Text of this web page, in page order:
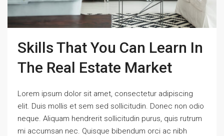
Skills That You Can Learn In
The Real Estate Market
Lorem ipsum dolor sit amet, consectetur adipiscing
elit. Duis mollis et sem sed sollicitudin. Donec non odio
neque. Aliquam hendrerit sollicitudin purus, quis rutrum
mi accumsan nec. Quisque bibendum orci ac nibh